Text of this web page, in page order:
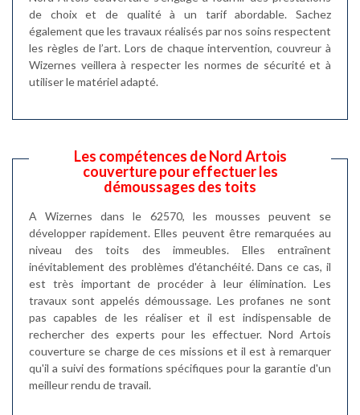
de choix et de qualité à un tarif abordable. Sachez
également que les travaux réalisés par nos soins respectent
les règles de l’art. Lors de chaque intervention, couvreur à
Wizernes veillera à respecter les normes de sécurité et à
utiliser le matériel adapté.
Les compétences de Nord Artois
couverture pour effectuer les
démoussages des toits
A Wizernes dans le 62570, les mousses peuvent se
développer rapidement. Elles peuvent être remarquées au
niveau des toits des immeubles. Elles entraînent
inévitablement des problèmes d'étanchéité. Dans ce cas, il
est très important de procéder à leur élimination. Les
travaux sont appelés démoussage. Les profanes ne sont
pas capables de les réaliser et il est indispensable de
rechercher des experts pour les effectuer. Nord Artois
couverture se charge de ces missions et il est à remarquer
qu'il a suivi des formations spécifiques pour la garantie d'un
meilleur rendu de travail.